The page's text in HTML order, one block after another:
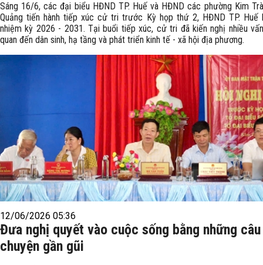
Sáng 16/6, các đại biểu HĐND TP. Huế và HĐND các phường Kim
Quảng tiến hành tiếp xúc cử tri trước Kỳ họp thứ 2, HĐND TP. Huế
nhiệm kỳ 2026 - 2031. Tại buổi tiếp xúc, cử tri đã kiến nghị nhiều
quan đến dân sinh, hạ tầng và phát triển kinh tế - xã hội địa phương.
12/06/2026 05:36
Đưa nghị quyết vào cuộc sống bằng những câu
chuyện gần gũi